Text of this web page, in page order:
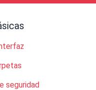
seguridad